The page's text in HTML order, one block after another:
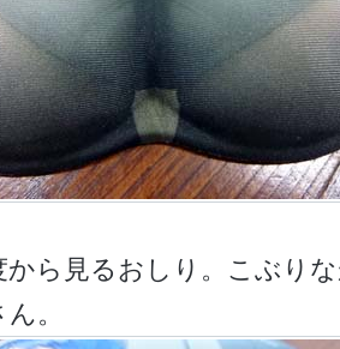
から見るおしり。こぶり
。